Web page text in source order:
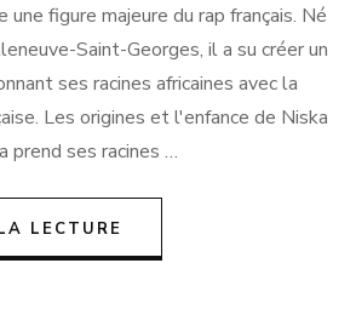
figure majeure du rap français. Né
Saint-Georges, il a su créer un
ses racines africaines avec la
Les origines et l'enfance de Niska
prend ses racines …
LECTURE